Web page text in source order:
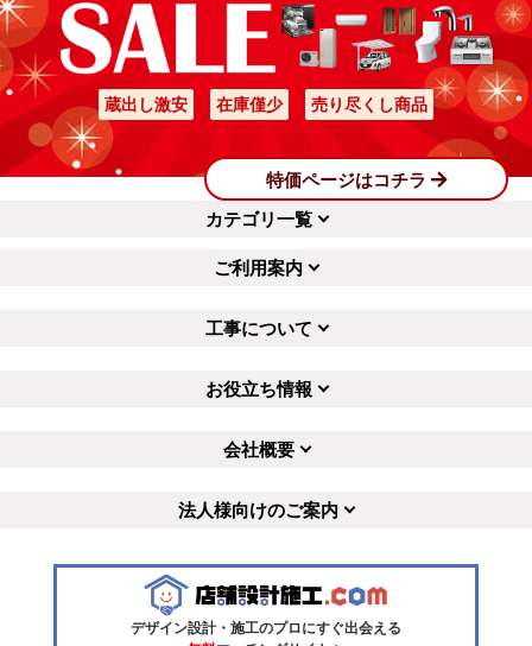
蔵出し激安 在庫僅少 売り尽くし商品
特価ページはコチラ
カテゴリ一覧
ご利用案内
工事について
お役立ち情報
会社概要
法人様向けのご案内
デザイン設計・施工のプロにすぐ出会える